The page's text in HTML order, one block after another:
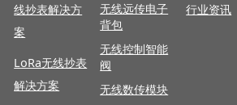
线抄表解决方
案
LoRa无线抄表
解决方案
无线远传电子
背包
无线控制智能
阀
无线数传模块
行业资讯